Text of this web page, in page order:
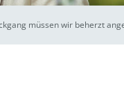
müssen wir beherzt